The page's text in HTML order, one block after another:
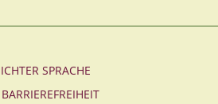
SPRACHE